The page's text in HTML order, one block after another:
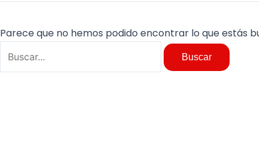
Parece que no hemos podido encontrar lo que estás